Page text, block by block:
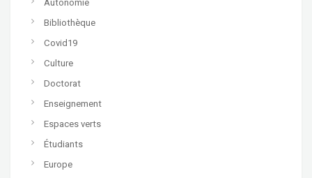
Autonomie
Bibliothèque
Covid19
Culture
Doctorat
Enseignement
Espaces verts
Étudiants
Europe